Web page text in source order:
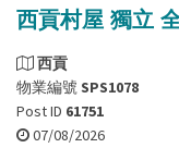
西貢村屋 獨立
西貢
物業編號SPS1078
Post ID 61751
07/08/2026